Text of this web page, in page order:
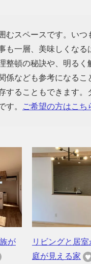
むスペースです。い
も一層、美味しくな
整頓の秘訣や、明る
係なども参考になる
することもできます
す。
ご希望の方はこち
が
リビングと居室
庭が見える家